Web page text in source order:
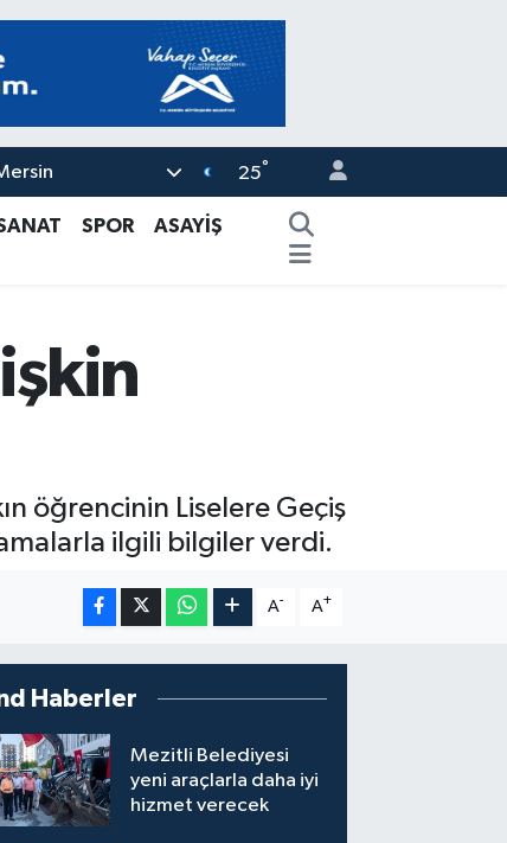
25°
SPOR
ASAYİŞ
öğrencinin Liselere Geçiş
ilgili bilgiler verdi.
A- A+
Haberler
Mezitli Belediyesi
yeni araçlarla daha iyi
hizmet verecek